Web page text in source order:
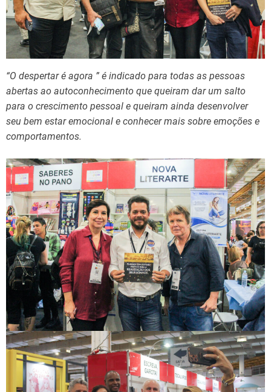
“O despertar é agora ” é indicado para todas as pessoas
abertas ao autoconhecimento que queiram dar um salto
para o crescimento pessoal e queiram ainda desenvolver
seu bem estar emocional e conhecer mais sobre emoções e
comportamentos.